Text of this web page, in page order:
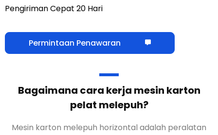
Pengiriman Cepat 20 Hari
Permintaan Penawaran
Bagaimana cara kerja mesin karton
pelat melepuh?
Mesin karton melepuh horizontal adalah peralatan